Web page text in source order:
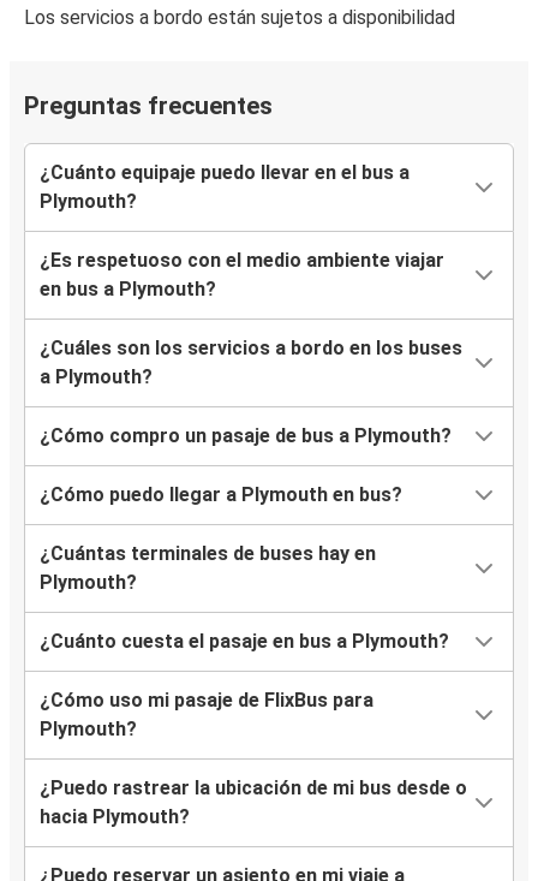
Los servicios a bordo están sujetos a disponibilidad
Preguntas frecuentes
¿Cuánto equipaje puedo llevar en el bus a
Plymouth?
¿Es respetuoso con el medio ambiente viajar
en bus a Plymouth?
¿Cuáles son los servicios a bordo en los buses
a Plymouth?
¿Cómo compro un pasaje de bus a Plymouth?
¿Cómo puedo llegar a Plymouth en bus?
¿Cuántas terminales de buses hay en
Plymouth?
¿Cuánto cuesta el pasaje en bus a Plymouth?
¿Cómo uso mi pasaje de FlixBus para
Plymouth?
¿Puedo rastrear la ubicación de mi bus desde o
hacia Plymouth?
¿Puedo reservar un asiento en mi viaje a